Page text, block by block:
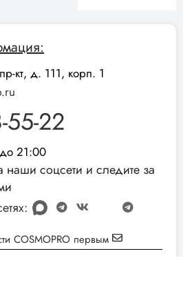
кт, д. 111, корп. 1
22
21:00
наши соцсети и следите за
COSMOPRO первым